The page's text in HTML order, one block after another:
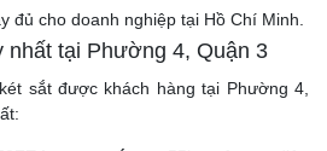
đủ cho doanh nghiệp tại Hồ Chí Minh.
nhất tại Phường 4, Quận 3
sắt được khách hàng tại Phường 4,